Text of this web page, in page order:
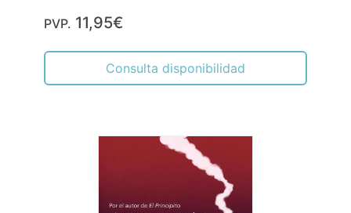
PVP. 11,95€
Consulta disponibilidad